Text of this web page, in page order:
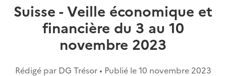
Suisse - Veille économique et
financière du 3 au 10
novembre 2023
Rédigé par DG Trésor • Publié le10 novembre 2023